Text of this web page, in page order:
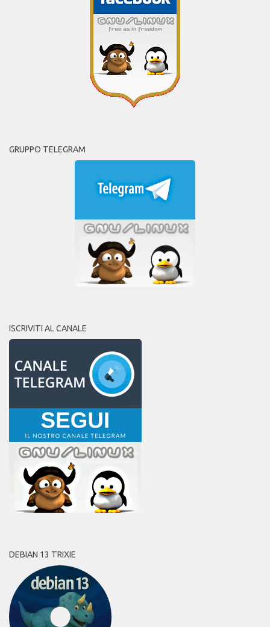
GRUPPO TELEGRAM
ISCRIVITI AL CANALE
DEBIAN 13 TRIXIE